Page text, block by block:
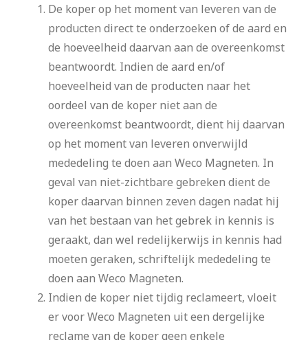
De koper op het moment van leveren van de
producten direct te onderzoeken of de aard en
de hoeveelheid daarvan aan de overeenkomst
beantwoordt. Indien de aard en/of
hoeveelheid van de producten naar het
oordeel van de koper niet aan de
overeenkomst beantwoordt, dient hij daarvan
op het moment van leveren onverwijld
mededeling te doen aan Weco Magneten. In
geval van niet-zichtbare gebreken dient de
koper daarvan binnen zeven dagen nadat hij
van het bestaan van het gebrek in kennis is
geraakt, dan wel redelijkerwijs in kennis had
moeten geraken, schriftelijk mededeling te
doen aan Weco Magneten.
Indien de koper niet tijdig reclameert, vloeit
er voor Weco Magneten uit een dergelijke
reclame van de koper geen enkele